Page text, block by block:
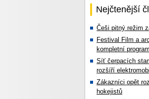
Nejčtenější
Češi pitný režim
Festival Film a
kompletní program
Síť čerpacích
rozšíří
Zákazníci opět
hokejistů